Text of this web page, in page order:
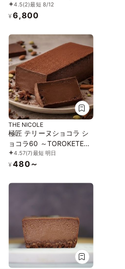
（15cm）
4.5(2)最短 8/12
¥ 6,800
THE NICOLE
極匠 テリーヌショコラ シ
ョコラ60 ～TOROKETERU
～ グルテンフリー 【濃厚
な口溶けは美味さとな
べたらわかる、美味さで
4.57(7)最短 明日
¥ 480～